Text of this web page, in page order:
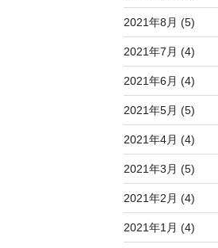
2021年8月 (5)
2021年7月 (4)
2021年6月 (4)
2021年5月 (5)
2021年4月 (4)
2021年3月 (5)
2021年2月 (4)
2021年1月 (4)